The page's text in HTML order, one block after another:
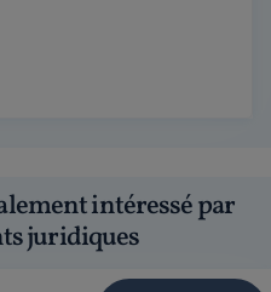
intéressé par
juridiques